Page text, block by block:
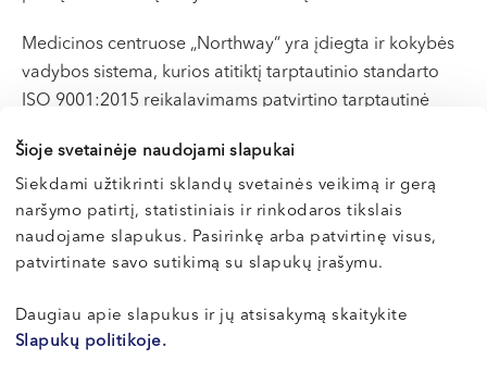
Šioje svetainėje naudojami slapukai
Siekdami užtikrinti sklandų svetainės veikimą ir gerą
naršymo patirtį, statistiniais ir rinkodaros tikslais
naudojame slapukus. Pasirinkę arba patvirtinę visus,
patvirtinate savo sutikimą su slapukų įrašymu.
Daugiau apie slapukus ir jų atsisakymą skaitykite
Slapukų politikoje.
Medicinos centruose „Northway“ yra įdiegta ir kokybės
vadybos sistema, kurios atitiktį tarptautinio standarto
ISO 9001:2015 reikalavimams patvirtino tarptautinė
2018 m. gegužės 18 d. išdavė tai patvirtinantį sertifikatą.
Kokybės vadybos sistema taikoma visoms „Northway“
centrų Vilniuje, Kaune, Kretingoje ir Klaipėdoje
teikiamoms paslaugoms. Ji apima profilaktinį sveikatos
gydymą, dienos chirurgiją ir chirurginį gydymą,
reabilitaciją, vaisingumo centrų ir kitas paslaugas.